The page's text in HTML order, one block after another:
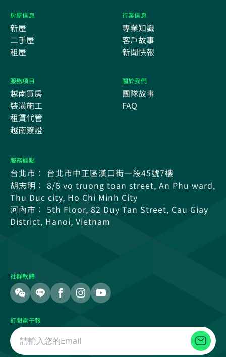
房屋信息
新屋
二手屋
租屋
行業信息
專業知識
客戶故事
新聞快報
服務項目
越南買房
裝潢施工
租賃代管
越南簽證
關於我們
團隊故事
FAQ
服務據點
台北市： 台北市中正區漢口街一段45號7樓
胡志明： 8/6 vo truong toan street, An Phu ward,
Thu Duc city, Ho Chi Minh City
河內市： 5th Floor, 82 Duy Tan Street, Cau Giay
District, Hanoi, Vietnam
社群軟體
訂閱電子報